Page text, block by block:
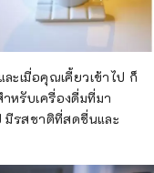
ะเมื่อคุณเคี้ยวเข้าไป ก็
หรับเครื่องดื่มที่มา
มีรสชาติที่สดชื่นและ